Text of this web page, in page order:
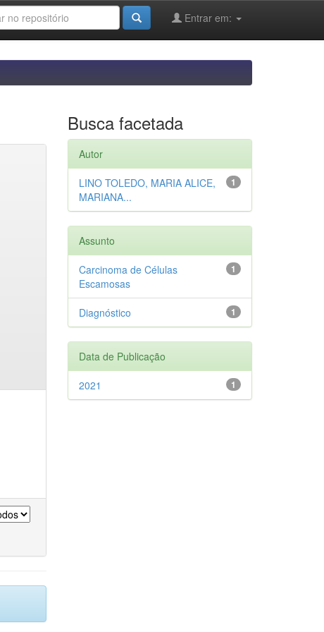
Entrar em:
Busca facetada
Autor
1
LINO TOLEDO, MARIA ALICE,
MARIANA...
Assunto
1
Carcinoma de Células
Escamosas
1
Diagnóstico
Data de Publicação
1
2021